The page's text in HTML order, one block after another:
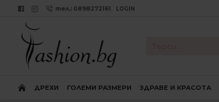
тел.: 0898272161 LOGIN
ДРЕХИ ГОЛЕМИ РАЗМЕРИ ЗДРАВЕ И КРАСОТА